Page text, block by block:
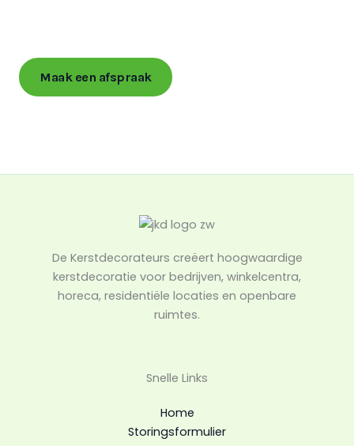
Maak een afspraak
De Kerstdecorateurs creëert hoogwaardige
kerstdecoratie voor bedrijven, winkelcentra,
horeca, residentiële locaties en openbare
ruimtes.
Snelle Links
Home
Storingsformulier